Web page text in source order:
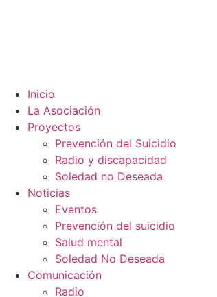
Inicio
La Asociación
Proyectos
Prevención del Suicidio
Radio y discapacidad
Soledad no Deseada
Noticias
Eventos
Prevención del suicidio
Salud mental
Soledad No Deseada
Comunicación
Radio